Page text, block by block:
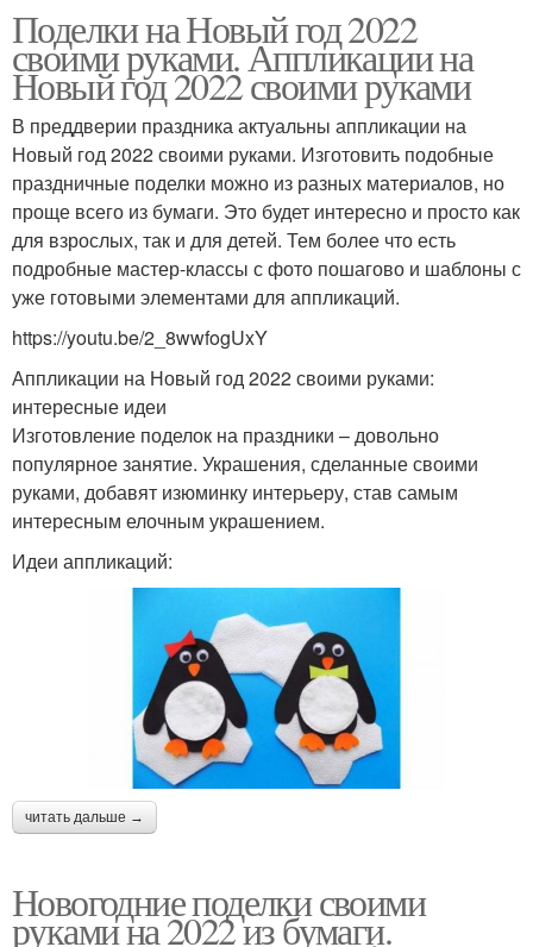
Поделки на Новый год 2022
своими руками. Аппликации на
Новый год 2022 своими руками
В преддверии праздника актуальны аппликации на
Новый год 2022 своими руками. Изготовить подобные
праздничные поделки можно из разных материалов, но
проще всего из бумаги. Это будет интересно и просто как
для взрослых, так и для детей. Тем более что есть
подробные мастер-классы с фото пошагово и шаблоны с
уже готовыми элементами для аппликаций.
https://youtu.be/2_8wwfogUxY
Аппликации на Новый год 2022 своими руками:
интересные идеи
Изготовление поделок на праздники – довольно
популярное занятие. Украшения, сделанные своими
руками, добавят изюминку интерьеру, став самым
интересным елочным украшением.
Идеи аппликаций:
читать дальше →
Новогодние поделки своими
руками на 2022 из бумаги.